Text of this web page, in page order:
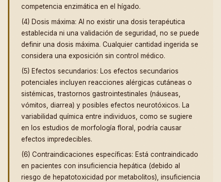
competencia enzimática en el hígado.
(4) Dosis máxima: Al no existir una dosis terapéutica
establecida ni una validación de seguridad, no se puede
definir una dosis máxima. Cualquier cantidad ingerida se
considera una exposición sin control médico.
(5) Efectos secundarios: Los efectos secundarios
potenciales incluyen reacciones alérgicas cutáneas o
sistémicas, trastornos gastrointestinales (náuseas,
vómitos, diarrea) y posibles efectos neurotóxicos. La
variabilidad química entre individuos, como se sugiere
en los estudios de morfología floral, podría causar
efectos impredecibles.
(6) Contraindicaciones específicas: Está contraindicado
en pacientes con insuficiencia hepática (debido al
riesgo de hepatotoxicidad por metabolitos), insuficiencia